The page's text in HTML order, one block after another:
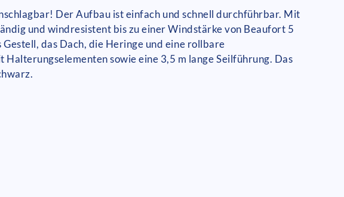
Der Aufbau ist einfach und schnell durchführbar. Mit
und windresistent bis zu einer Windstärke von Beaufort 5
das Dach, die Heringe und eine rollbare
sowie eine 3,5 m lange Seilführung. Das